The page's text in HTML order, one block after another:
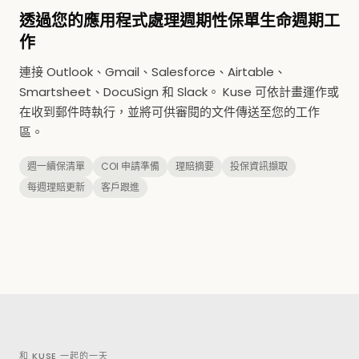
透過您的應用程式處理週期性保單生命週期工
作
連接 Outlook、Gmail、Salesforce、Airtable、
Smartsheet、DocuSign 和 Slack。 Kuse 可依計畫運作或
在收到郵件時執行，並將可供審閱的文件傳送至您的工作
區。
週一續保清單 COI 申請準備 理賠摘要
投保資訊擷取
每週理賠更新
客戶跟進
和 KUSE 一起的一天